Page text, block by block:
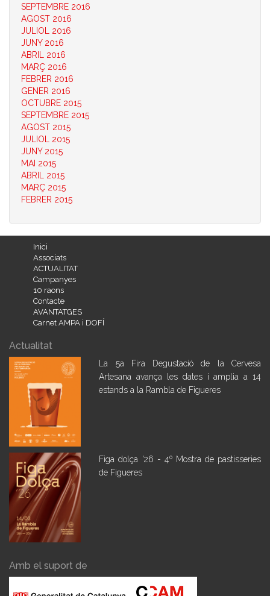
SEPTEMBRE 2016
AGOST 2016
JULIOL 2016
JUNY 2016
ABRIL 2016
MARÇ 2016
FEBRER 2016
GENER 2016
OCTUBRE 2015
SEPTEMBRE 2015
AGOST 2015
JULIOL 2015
JUNY 2015
MAI 2015
ABRIL 2015
MARÇ 2015
FEBRER 2015
Inici
Associats
ACTUALITAT
Campanyes
10 raons
Contacte
AVANTATGES
Carnet AMPA i DOFÍ
Actualitat
La 5a Fira Degustació de la Cervesa
Artesana avança les dates i amplia a 14
estands a la Rambla de Figueres
Figa dolça '26 - 4º Mostra de pastisseries
de Figueres
Amb el suport de